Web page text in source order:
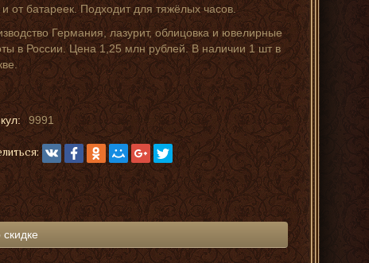
и от батареек. Подходит для тяжёлых часов.
Германия, лазурит, облицовка и ювелирные
в России. Цена 1,25 млн рублей. В наличии 1 шт в
9991